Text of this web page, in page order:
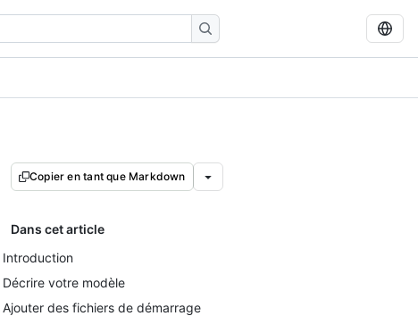
Copier en tant que Markdown
Dans cet article
Introduction
Décrire votre modèle
Ajouter des fichiers de démarrage